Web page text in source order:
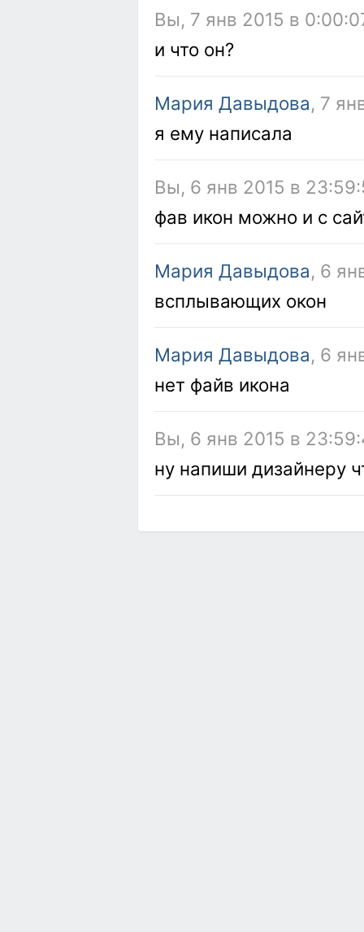
Вы, 7 янв 2015 в
и что он?
Мария Давыдова, 7
я ему написала
Вы, 6 янв 2015 в
фав икон можно и с
Мария Давыдова, 6
всплывающих окон
Мария Давыдова, 6
нет файв икона
Вы, 6 янв 2015 в
ну напиши дизайнеру